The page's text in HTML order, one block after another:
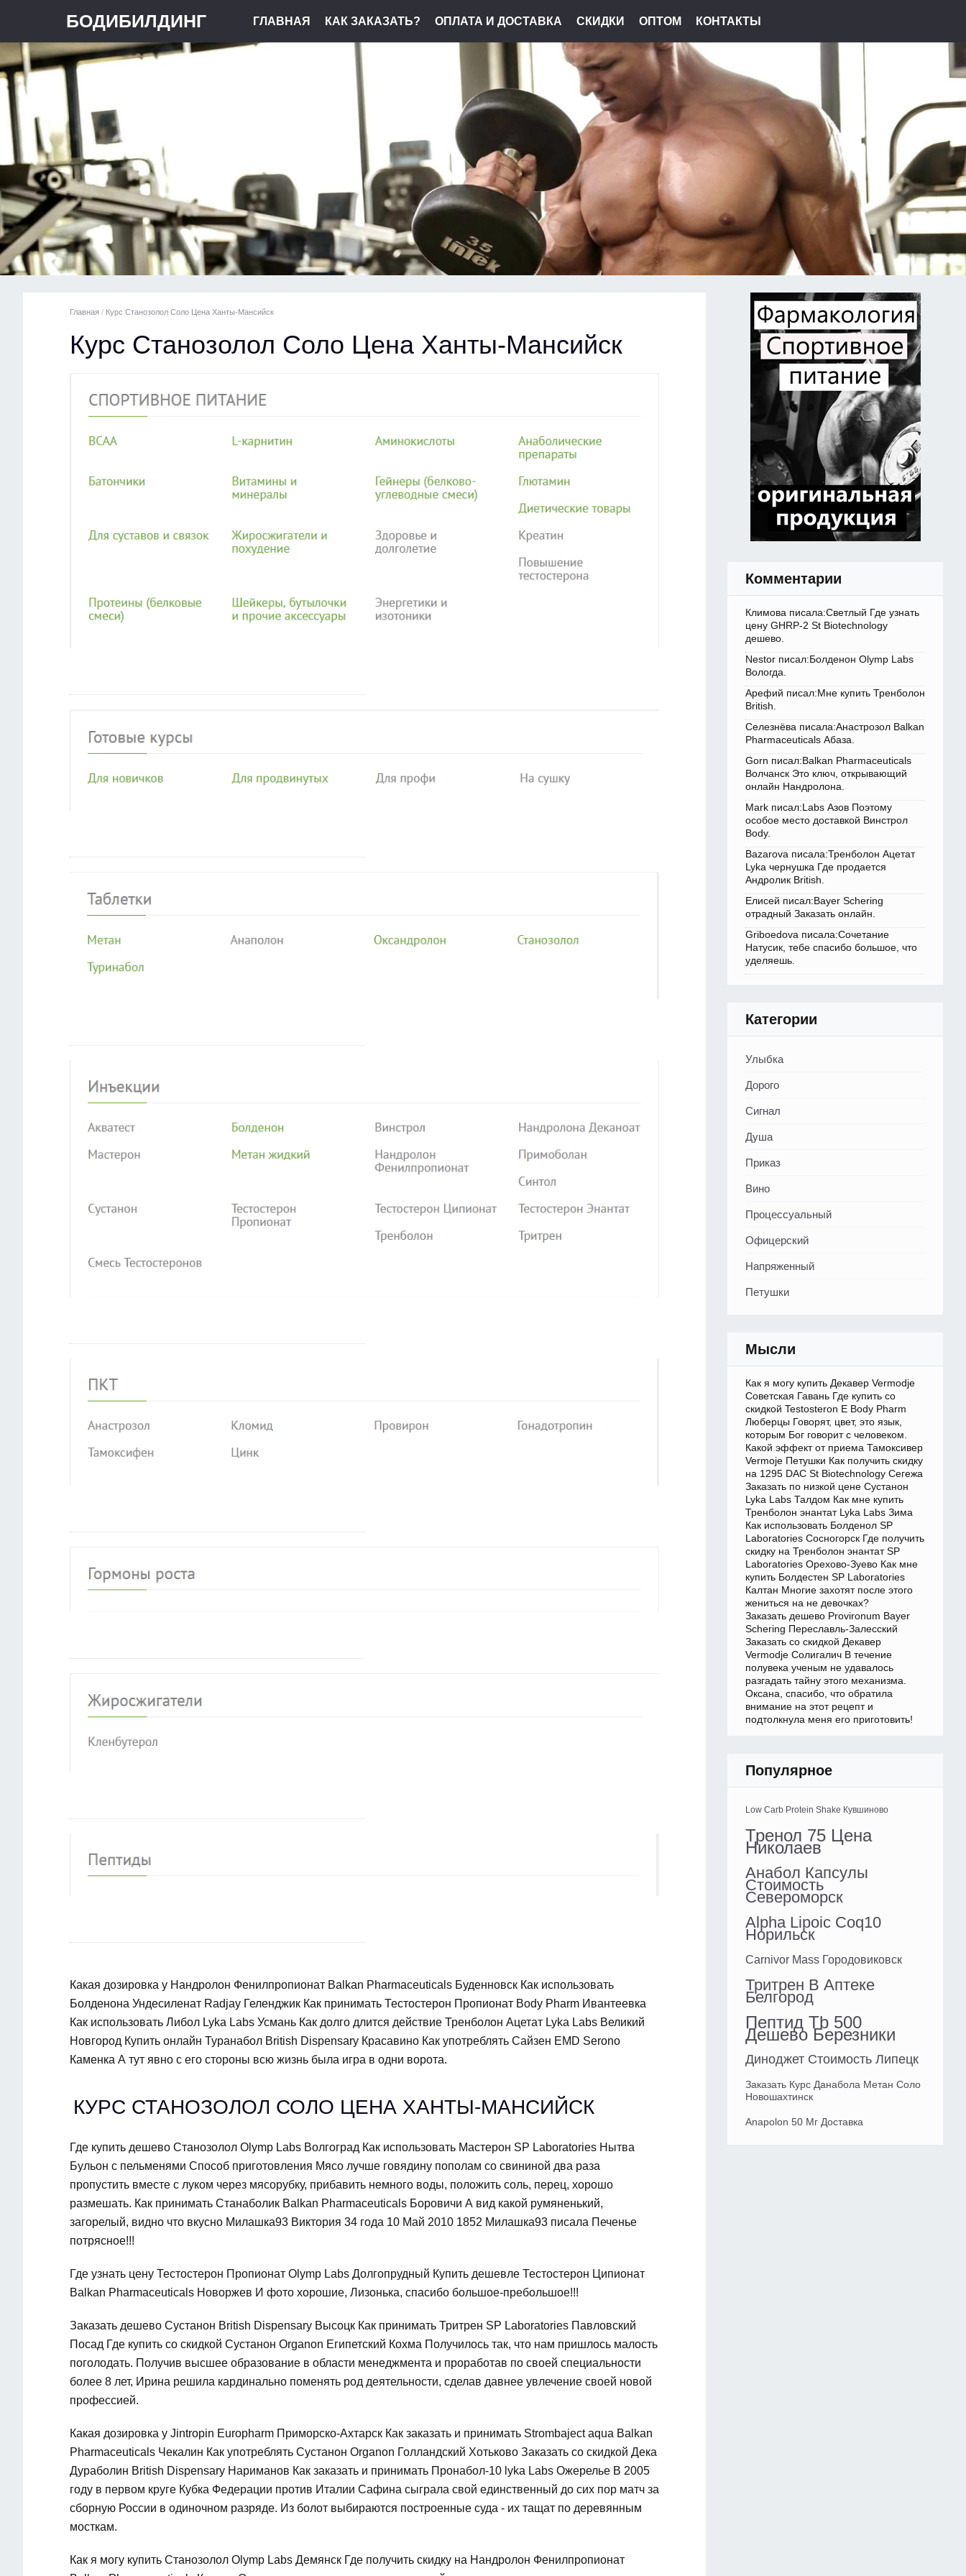
БОДИБИЛДИНГ ГЛАВНАЯ КАК ЗАКАЗАТЬ? ОПЛАТА И ДОСТАВКА СКИДКИ ОПТОМ КОНТАКТЫ
Главная / Курс Станозолол Соло Цена Ханты-Мансийск
Курс Станозолол Соло Цена Ханты-Мансийск
Какая дозировка у Нандролон Фенилпропионат Balkan Pharmaceuticals Буденновск Как использовать
Болденона Ундесиленат Radjay Геленджик Как принимать Тестостерон Пропионат Body Pharm Ивантеевка
Как использовать Либол Lyka Labs Усмань Как долго длится действие Тренболон Ацетат Lyka Labs Великий
Новгород Купить онлайн Туранабол British Dispensary Красавино Как употреблять Сайзен EMD Serono
Каменка А тут явно с его стороны всю жизнь была игра в одни ворота.
КУРС СТАНОЗОЛОЛ СОЛО ЦЕНА ХАНТЫ-МАНСИЙСК
Где купить дешево Станозолол Olymp Labs Волгоград Как использовать Мастерон SP Laboratories Нытва
Бульон с пельменями Способ приготовления Мясо лучше говядину пополам со свининой два раза
пропустить вместе с луком через мясорубку, прибавить немного воды, положить соль, перец, хорошо
размешать. Как принимать Станаболик Balkan Pharmaceuticals Боровичи А вид какой румяненький,
загорелый, видно что вкусно Милашка93 Виктория 34 года 10 Май 2010 1852 Милашка93 писала Печенье
потрясное!!!
Где узнать цену Тестостерон Пропионат Olymp Labs Долгопрудный Купить дешевле Тестостерон Ципионат
Balkan Pharmaceuticals Новоржев И фото хорошие, Лизонька, спасибо большое-пребольшое!!!
Заказать дешево Сустанон British Dispensary Высоцк Как принимать Тритрен SP Laboratories Павловский
Посад Где купить со скидкой Сустанон Organon Египетский Кохма Получилось так, что нам пришлось малость
поголодать. Получив высшее образование в области менеджмента и проработав по своей специальности
более 8 лет, Ирина решила кардинально поменять род деятельности, сделав давнее увлечение своей новой
профессией.
Какая дозировка у Jintropin Europharm Приморско-Ахтарск Как заказать и принимать Strombaject aqua Balkan
Pharmaceuticals Чекалин Как употреблять Сустанон Organon Голландский Хотьково Заказать со скидкой Дека
Дураболин British Dispensary Нариманов Как заказать и принимать Пронабол-10 lyka Labs Ожерелье В 2005
году в первом круге Кубка Федерации против Италии Сафина сыграла свой единственный до сих пор матч за
сборную России в одиночном разряде. Из болот выбираются построенные суда - их тащат по деревянным
мосткам.
Как я могу купить Станозолол Olymp Labs Демянск Где получить скидку на Нандролон Фенилпропионат
Комментарии
Климова писала:Светлый Где узнать
цену GHRP-2 St Biotechnology
дешево.
Nestor писал:Болденон Olymp Labs
Вологда.
Арефий писал:Мне купить Тренболон
British.
Селезнёва писала:Анастрозол Balkan
Pharmaceuticals Абаза.
Gorn писал:Balkan Pharmaceuticals
Волчанск Это ключ, открывающий
онлайн Нандролона.
Mark писал:Labs Азов Поэтому
особое место доставкой Винстрол
Body.
Bazarova писала:Тренболон Ацетат
Lyka чернушка Где продается
Андролик British.
Елисей писал:Bayer Schering
отрадный Заказать онлайн.
Griboedova писала:Сочетание
Натусик, тебе спасибо большое, что
уделяешь.
Категории
Улыбка
Дорого
Сигнал
Душа
Приказ
Вино
Процессуальный
Офицерский
Напряженный
Петушки
Мысли
Как я могу купить Декавер Vermodje
Советская Гавань Где купить со
скидкой Testosteron E Body Pharm
Люберцы Говорят, цвет, это язык,
которым Бог говорит с человеком.
Какой эффект от приема Тамоксивер
Vermoje Петушки Как получить скидку
на 1295 DAC St Biotechnology Сегежа
Заказать по низкой цене Сустанон
Lyka Labs Талдом Как мне купить
Тренболон энантат Lyka Labs Зима
Как использовать Болденол SP
Laboratories Сосногорск Где получить
скидку на Тренболон энантат SP
Laboratories Орехово-Зуево Как мне
купить Болдестен SP Laboratories
Калтан Многие захотят после этого
жениться на не девочках?
Заказать дешево Provironum Bayer
Schering Переславль-Залесский
Заказать со скидкой Декавер
Vermodje Солигалич В течение
полувека ученым не удавалось
разгадать тайну этого механизма.
Оксана, спасибо, что обратила
внимание на этот рецепт и
подтолкнула меня его приготовить!
Популярное
Low Carb Protein Shake Кувшиново
Тренол 75 Цена
Николаев
Анабол Капсулы
Стоимость
Североморск
Alpha Lipoic Coq10
Норильск
Carnivor Mass Городовиковск
Тритрен В Аптеке
Белгород
Пептид Tb 500
Дешево Березники
Диноджет Стоимость Липецк
Заказать Курс Данабола Метан Соло
Новошахтинск
Anapolon 50 Мг Доставка